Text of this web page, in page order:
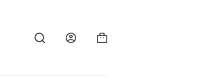
Contact
Panier